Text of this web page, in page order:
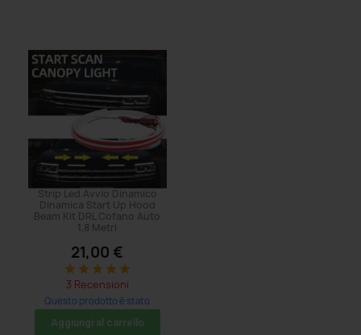
Strip Led Avvio Dinamico
Dinamica Start Up Hood
Beam Kit DRL Cofano Auto
1,8 Metri
21,00 €
star star star star star
3 Recensioni
Questo prodotto è stato
acquistato: 71 volte
Aggiungi al carrello